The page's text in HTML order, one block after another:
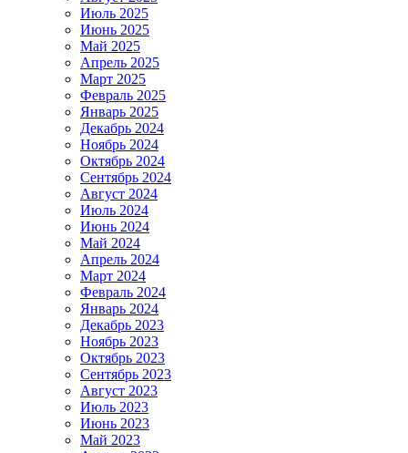
Июль 2025
Июнь 2025
Май 2025
Апрель 2025
Март 2025
Февраль 2025
Январь 2025
Декабрь 2024
Ноябрь 2024
Октябрь 2024
Сентябрь 2024
Август 2024
Июль 2024
Июнь 2024
Май 2024
Апрель 2024
Март 2024
Февраль 2024
Январь 2024
Декабрь 2023
Ноябрь 2023
Октябрь 2023
Сентябрь 2023
Август 2023
Июль 2023
Июнь 2023
Май 2023